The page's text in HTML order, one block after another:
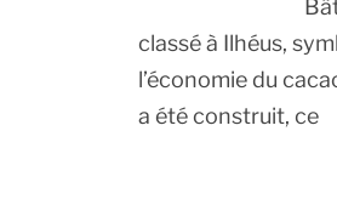
classé à Ilhéus,
l’économie du
a été construit, ce